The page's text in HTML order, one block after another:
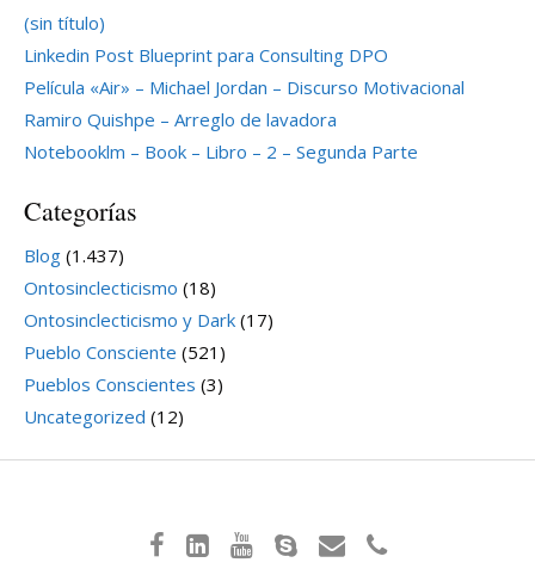
(sin título)
Linkedin Post Blueprint para Consulting DPO
Película «Air» – Michael Jordan – Discurso Motivacional
Ramiro Quishpe – Arreglo de lavadora
Notebooklm – Book – Libro – 2 – Segunda Parte
Categorías
Blog (1.437)
Ontosinclecticismo (18)
Ontosinclecticismo y Dark (17)
Pueblo Consciente (521)
Pueblos Conscientes (3)
Uncategorized (12)